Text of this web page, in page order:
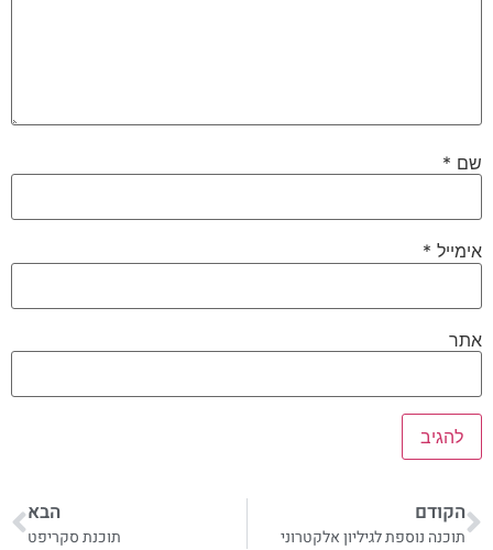
שם *
אימייל *
אתר
הקודם
תוכנה נוספת לגיליון אלקטרוני
הבא
תוכנת סקריפט